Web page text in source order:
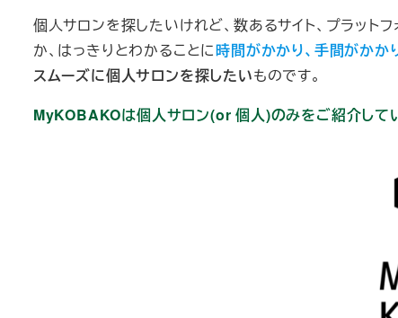
個人サロンを探したいけれど、数あるサイト、プラット
か、はっきりとわかることに時間がかかり、手間がかか
スムーズに個人サロンを探したいものです。
MyKOBAKOは個人サロン(or 個人)のみをご紹介して